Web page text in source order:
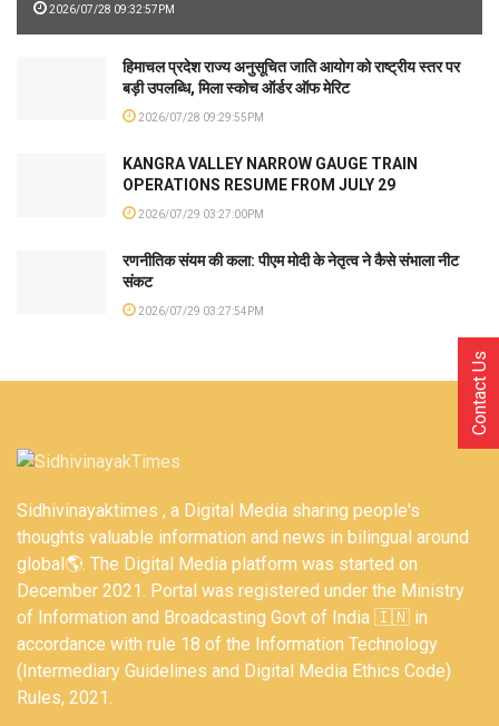
2026/07/28 09:32:57PM
हिमाचल प्रदेश राज्य अनुसूचित जाति आयोग को राष्ट्रीय स्तर पर
बड़ी उपलब्धि, मिला स्कोच ऑर्डर ऑफ मेरिट
2026/07/28 09:29:55PM
KANGRA VALLEY NARROW GAUGE TRAIN
OPERATIONS RESUME FROM JULY 29
2026/07/29 03:27:00PM
रणनीतिक संयम की कला: पीएम मोदी के नेतृत्व ने कैसे संभाला नीट
संकट
2026/07/29 03:27:54PM
Sidhivinayaktimes , a Digital Media sharing people's
thoughts valuable information and news in bilingual around
global🌎. The Digital Media platform was started on
December 2021. Portal was registered under the Ministry
of Information and Broadcasting Govt of India 🇮🇳 in
accordance with rule 18 of the Information Technology
(Intermediary Guidelines and Digital Media Ethics Code)
Rules, 2021.
Contact Us